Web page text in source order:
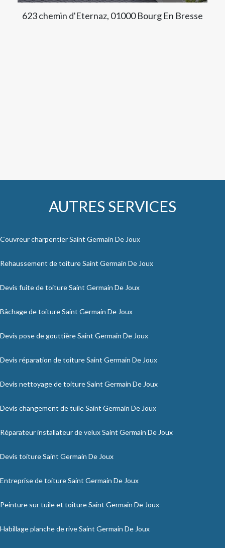
623 chemin d'Eternaz, 01000 Bourg En Bresse
AUTRES SERVICES
Couvreur charpentier Saint Germain De Joux
Rehaussement de toiture Saint Germain De Joux
Devis fuite de toiture Saint Germain De Joux
Bâchage de toiture Saint Germain De Joux
Devis pose de gouttière Saint Germain De Joux
Devis réparation de toiture Saint Germain De Joux
Devis nettoyage de toiture Saint Germain De Joux
Devis changement de tuile Saint Germain De Joux
Réparateur installateur de velux Saint Germain De Joux
Devis toiture Saint Germain De Joux
Entreprise de toiture Saint Germain De Joux
Peinture sur tuile et toiture Saint Germain De Joux
Habillage planche de rive Saint Germain De Joux